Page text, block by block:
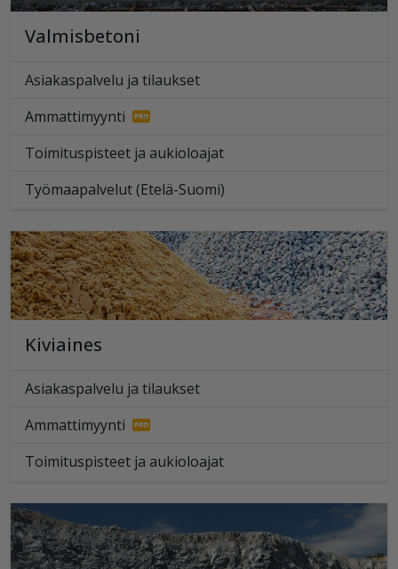
Valmisbetoni
Asiakaspalvelu ja tilaukset
Ammattimyynti
Toimituspisteet ja aukioloajat
Työmaapalvelut (Etelä-Suomi)
Kiviaines
Asiakaspalvelu ja tilaukset
Ammattimyynti
Toimituspisteet ja aukioloajat